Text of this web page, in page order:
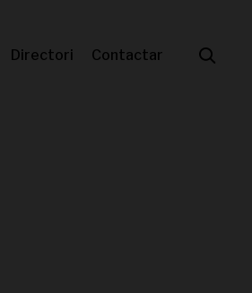
Directori Contactar